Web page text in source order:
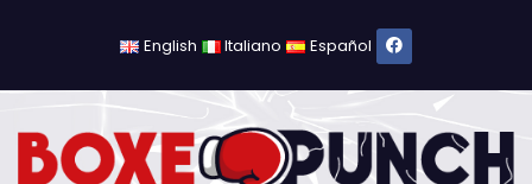
English Italiano Español